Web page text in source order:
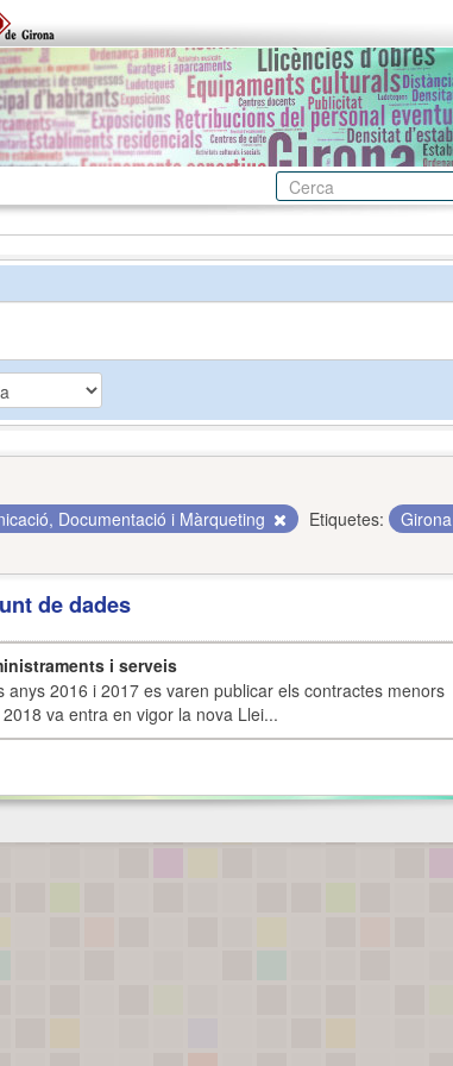
Documentació i Màrqueting Etiquetes:
Girona
de dades
i serveis
2016 i 2017 es varen publicar els contractes menors
va entra en vigor la nova Llei...